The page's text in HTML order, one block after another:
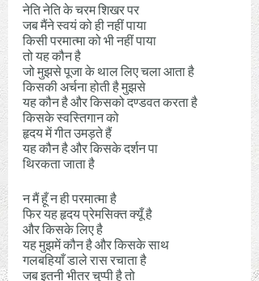
नेति नेति के चरम शिखर पर
जब मैंने स्वयं को ही नहीं पाया
किसी परमात्मा को भी नहीं पाया
तो यह कौन है
जो मुझसे पूजा के थाल लिए चला आता है
किसकी अर्चना होती है मुझसे
यह कौन है और किसको दण्डवत करता है
किसके स्वस्तिगान को
हृदय में गीत उमड़ते हैं
यह कौन है और किसके दर्शन पा
थिरकता जाता है
न मैं हूँ न ही परमात्मा है
फिर यह हृदय प्रेमसिक्त क्यूँ है
और किसके लिए है
यह मुझमें कौन है और किसके साथ
गलबहियाँ डाले रास रचाता है
जब इतनी भीतर चुप्पी है तो